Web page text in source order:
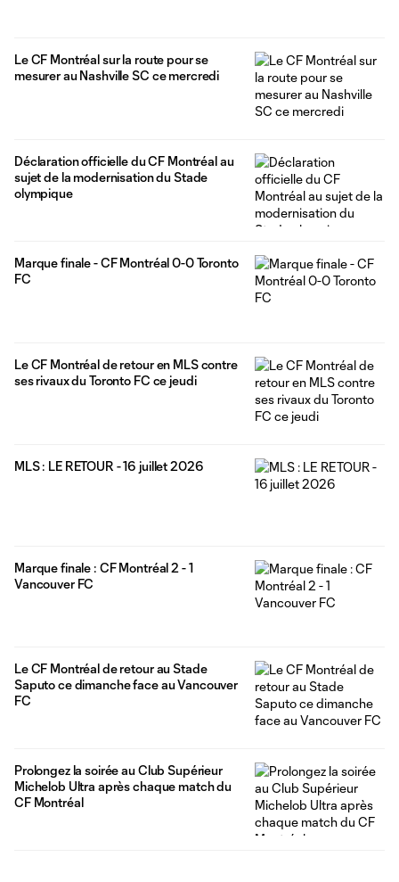
Le CF Montréal sur la route pour se
mesurer au Nashville SC ce mercredi
Déclaration officielle du CF Montréal au
sujet de la modernisation du Stade
olympique
Marque finale - CF Montréal 0-0 Toronto
FC
Le CF Montréal de retour en MLS contre
ses rivaux du Toronto FC ce jeudi
MLS : LE RETOUR - 16 juillet 2026
Marque finale : CF Montréal 2 - 1
Vancouver FC
Le CF Montréal de retour au Stade
Saputo ce dimanche face au Vancouver
FC
Prolongez la soirée au Club Supérieur
Michelob Ultra après chaque match du
CF Montréal